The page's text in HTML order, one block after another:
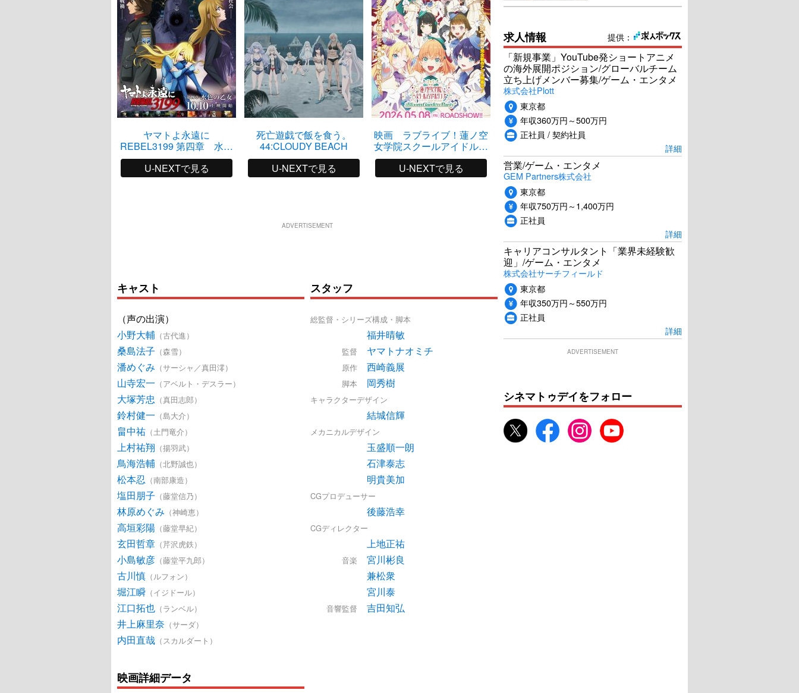
ヤマトよ永遠に
REBEL3199 第四章 水色
の乙女（サーシャ）
U-NEXTで見る
死亡遊戯で飯を食う。
44:CLOUDY BEACH
U-NEXTで見る
映画 ラブライブ！蓮ノ空
女学院スクールアイドルク
ラブ Bloom Garden Party
U-NEXTで見る
ARCO／アルコ
U-NEXTで見る
ジャーVSブンブンジャー
ADVERTISEMENT
キャスト
（声の出演）
小野大輔 （古代進）
桑島法子 （森雪）
潘めぐみ （サーシャ／真田澪）
山寺宏一 （アベルト・デスラー）
大塚芳忠 （真田志郎）
鈴村健一 （島大介）
畠中祐 （土門竜介）
上村祐翔 （揚羽武）
鳥海浩輔 （北野誠也）
松本忍 （南部康造）
塩田朋子 （藤堂信乃）
林原めぐみ （神崎恵）
高垣彩陽 （藤堂早紀）
玄田哲章 （芹沢虎鉄）
小島敏彦 （藤堂平九郎）
古川慎 （ルフォン）
堀江瞬 （イジドール）
江口拓也 （ランベル）
井上麻里奈 （サーダ）
内田直哉 （スカルダート）
スタッフ
総監督・シリーズ構成・脚本
福井晴敏
監督 ヤマトナオミチ
原作 西崎義展
脚本 岡秀樹
キャラクターデザイン
結城信輝
メカニカルデザイン
玉盛順一朗
石津泰志
明貴美加
CGプロデューサー
後藤浩幸
CGディレクター
上地正祐
音楽
宮川彬良
兼松衆
宮川泰
音響監督 吉田知弘
映画詳細データ
提供：
求人情報
「新規事業」YouTube発ショートアニメ
の海外展開ポジション/グローバルチーム
立ち上げメンバー募集/ゲーム・エンタメ
株式会社Plott
東京都
年収360万円～500万円
正社員 / 契約社員
詳細
営業/ゲーム・エンタメ
GEM Partners株式会社
東京都
年収750万円～1,400万円
正社員
詳細
キャリアコンサルタント「業界未経験歓
迎」/ゲーム・エンタメ
株式会社サーチフィールド
東京都
年収350万円～550万円
正社員
詳細
ADVERTISEMENT
シネマトゥデイをフォロー